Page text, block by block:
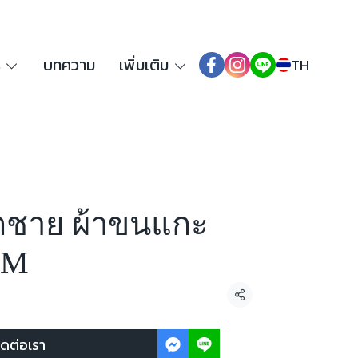
บทความ เพิ่มเติม TH
ชาย ผ้าขนแกะ
แชร์
ต่อเรา